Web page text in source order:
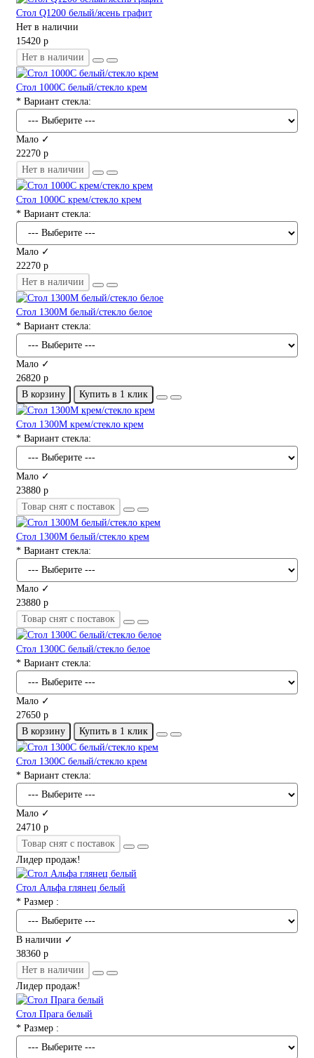
Стол Q1200 белый/ясень графит
Нет в наличии
15420 р
Нет в наличии
Стол 1000С белый/стекло крем
* Вариант стекла:
Мало ✓
22270 р
Нет в наличии
Стол 1000С крем/стекло крем
* Вариант стекла:
Мало ✓
22270 р
Нет в наличии
Стол 1300М белый/стекло белое
* Вариант стекла:
Мало ✓
26820 р
В корзину
Купить в 1 клик
Стол 1300М крем/стекло крем
* Вариант стекла:
Мало ✓
23880 р
Товар снят с поставок
Стол 1300М белый/стекло крем
* Вариант стекла:
Мало ✓
23880 р
Товар снят с поставок
Стол 1300С белый/стекло белое
* Вариант стекла:
Мало ✓
27650 р
В корзину
Купить в 1 клик
Стол 1300С белый/стекло крем
* Вариант стекла:
Мало ✓
24710 р
Товар снят с поставок
Лидер продаж!
Стол Альфа глянец белый
* Размер :
В наличии ✓
38360 р
Нет в наличии
Лидер продаж!
Стол Прага белый
* Размер :